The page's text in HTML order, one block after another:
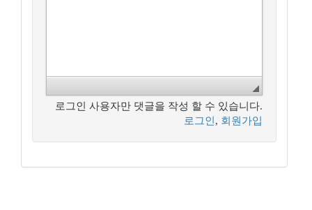
로그인 사용자만 댓글을 작성 할 수 있습니다.
로그인 , 회원가입